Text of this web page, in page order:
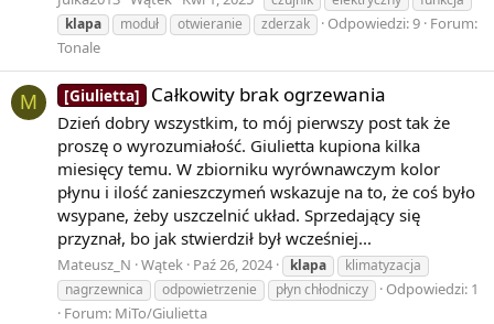
klapa
moduł otwieranie zderzak Odpowiedzi: 9 Forum:
Tonale
M [Giulietta] Całkowity brak ogrzewania
Dzień dobry wszystkim, to mój pierwszy post tak że
proszę o wyrozumiałość. Giulietta kupiona kilka
miesięcy temu. W zbiorniku wyrównawczym kolor
płynu i ilość zanieszczymeń wskazuje na to, że coś było
wsypane, żeby uszczelnić układ. Sprzedający się
przyznał, bo jak stwierdził był wcześniej...
Mateusz_N Wątek Paź 26, 2024 klapa
klimatyzacja
nagrzewnica
odpowietrzenie płyn chłodniczy
Odpowiedzi: 1
Forum: MiTo/Giulietta